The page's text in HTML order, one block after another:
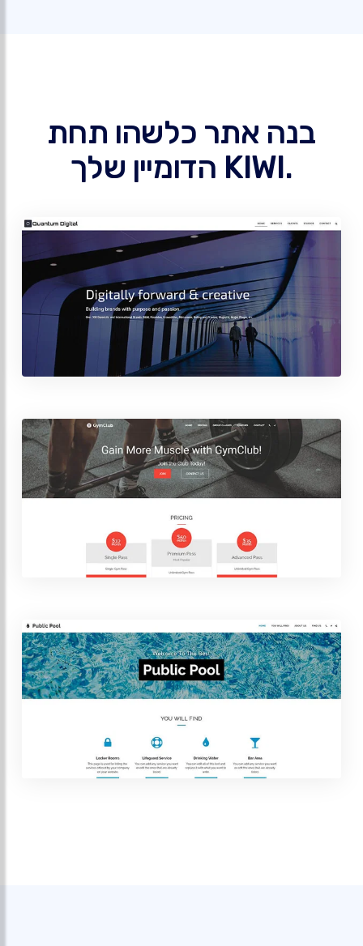
בנה אתר כלשהו תחת
.KIWI הדומיין שלך